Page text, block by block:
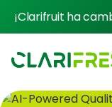
¡Clarifruit ha